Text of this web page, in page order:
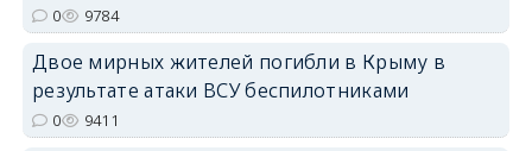
0 9784
Двое мирных жителей погибли в Крыму в
результате атаки ВСУ беспилотниками
0 9411